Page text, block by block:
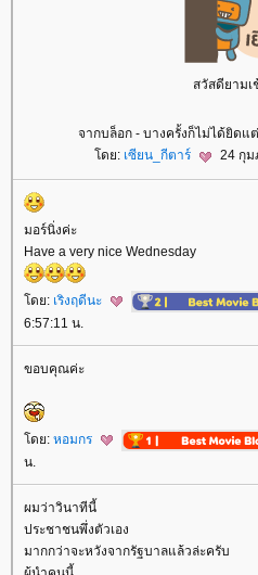
สวัสดียามเ
จากบล็อก - บางครั้งก็ไม่ได้ยิดแ
ดย: เซียน_กีตาร์ 24 กุม
มอร์นิ่งค่ะ
Have a very nice Wednesday
ดย: เริงฤดีนะ
6:57:11 น.
ขอบคุณค่ะ
ดย: หอมกร
น.
ผมว่าวินาทีนี้
ประชาชนพึ่งตัวเอง
มากกว่าจะหวังจากรัฐบาลแล้วล่ะครับ